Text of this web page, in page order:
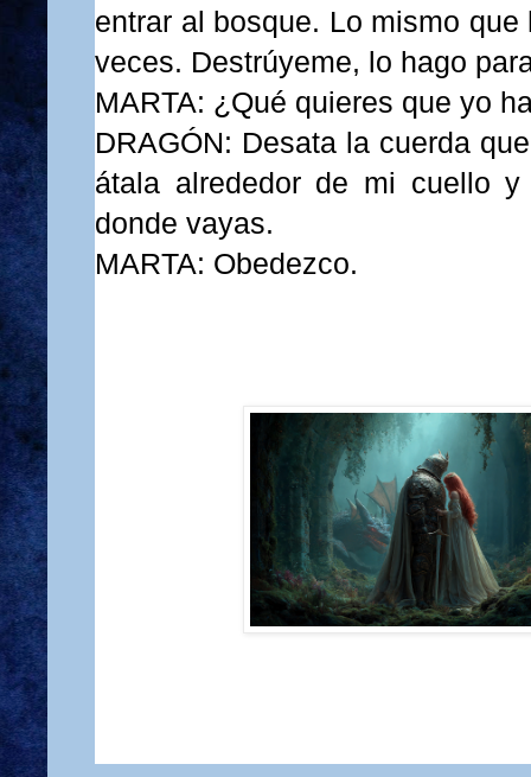
entrar al bosque. Lo mismo que
veces. Destrúyeme, lo hago
MARTA: ¿Qué quieres que yo
DRAGÓN: Desata la cuerda
átala alrededor de mi cuello
donde vayas.
MARTA: Obedezco.